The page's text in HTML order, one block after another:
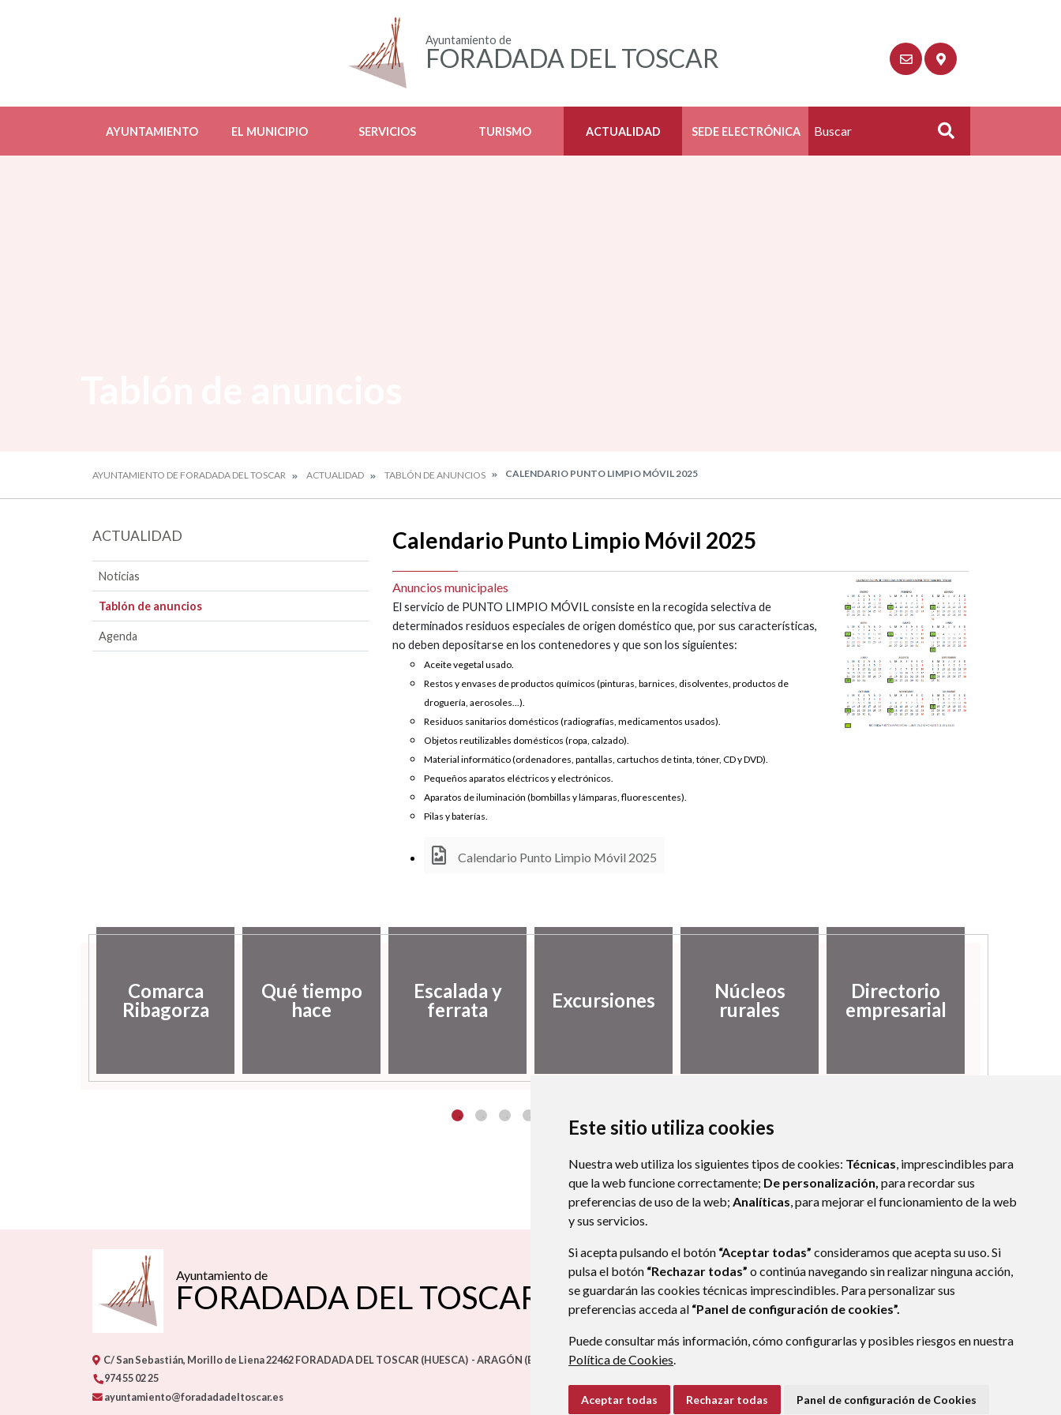
Este sitio utiliza cookies
Nuestra web utiliza los siguientes tipos de cookies: Técnicas, imprescindibles para
que la web funcione correctamente; De personalización, para recordar sus
preferencias de uso de la web; Analíticas, para mejorar el funcionamiento de la web
y sus servicios.
Si acepta pulsando el botón “Aceptar todas” consideramos que acepta su uso. Si
pulsa el botón “Rechazar todas” o continúa navegando sin realizar ninguna acción,
se guardarán las cookies técnicas imprescindibles. Para personalizar sus
preferencias acceda al “Panel de configuración de cookies”.
Puede consultar más información, cómo configurarlas y posibles riesgos en nuestra
Política de Cookies.
Aceptar todas Rechazar todas Panel de configuración de Cookies
Ayuntamiento de
FORADADA DEL TOSCAR
AYUNTAMIENTO EL MUNICIPIO SERVICIOS TURISMO ACTUALIDAD SEDE ELECTRÓNICA Buscar
AYUNTAMIENTO DE FORADADA DEL TOSCAR ACTUALIDAD TABLÓN DE ANUNCIOS CALENDARIO PUNTO LIMPIO MÓVIL 2025
ACTUALIDAD
Noticias
Tablón de anuncios
Agenda
Calendario Punto Limpio Móvil 2025
Anuncios municipales
El servicio de PUNTO LIMPIO MÓVIL consiste en la recogida selectiva de
determinados residuos especiales de origen doméstico que, por sus características,
no deben depositarse en los contenedores y que son los siguientes:
Aceite vegetal usado.
Restos y envases de productos químicos (pinturas, barnices, disolventes, productos de
droguería, aerosoles...).
Residuos sanitarios domésticos (radiografías, medicamentos usados).
Objetos reutilizables domésticos (ropa, calzado).
Material informático (ordenadores, pantallas, cartuchos de tinta, tóner, CD y DVD).
Pequeños aparatos eléctricos y electrónicos.
Aparatos de iluminación (bombillas y lámparas, fluorescentes).
Pilas y baterías.
Calendario Punto Limpio Móvil 2025
Comarca
Ribagorza
Qué tiempo
hace
Escalada y
ferrata
Excursiones
Núcleos
rurales
Directorio
empresarial
Ayuntamiento de
FORADADA DEL TOSCAR
C/ San Sebastián, Morillo de Liena22462FORADADA DEL TOSCAR (HUESCA) - ARAGÓN (ESPAÑA)
974 55 02 25
ayuntamiento@foradadadeltoscar.es